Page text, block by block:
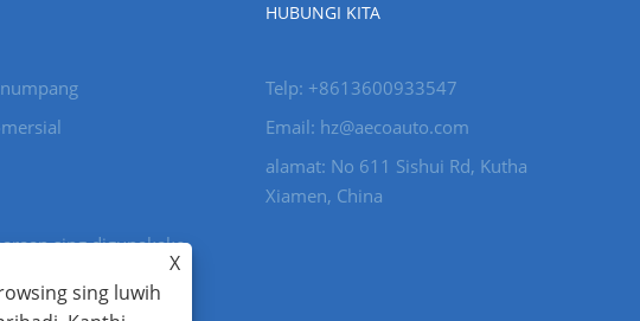
sing digunakake
HUBUNGI KITA
Telp: +8613600933547
Email: hz@aecoauto.com
alamat: No 611 Sishui Rd, Kutha
Xiamen, China
X
sing luwih